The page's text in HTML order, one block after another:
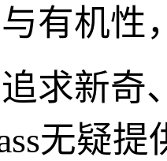
有机性
求新奇
无疑